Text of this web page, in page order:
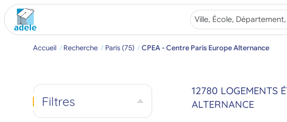
Accueil Recherche Paris (75) CPEA - Centre Paris Europe Alternance
12780 LOGEMENTS
ALTERNANCE
Filtres